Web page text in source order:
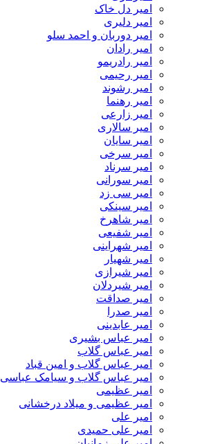
امیر دل خاک
امیر دلیری
امیر دوربان و احمد سلو
امیر رادان
امیر رادریمو
امیر رحیمی
امیر رشوند
امیر رهنما
امیر زارعی
امیر سالاری
امیر سایان
امیر سرخی
امیر سرناد
امیر سورانی
امیر سی زد
امیر سینکی
امیر شاهرخ
امیر شفیعی
امیر شهراینی
امیر شهیار
امیر شیرازی
امیر شیردلان
امیر صداقت
امیر صدرا
امیر عابدینی
امیر عباس بشیری
امیر عباس گلاب
امیر عباس گلاب و امین قباد
امیر عباس گلاب و سیامک عباسی
امیر عظیمی
امیر عظیمی و میلاد درخشانی
امیر علی
امیر علی حمیدی